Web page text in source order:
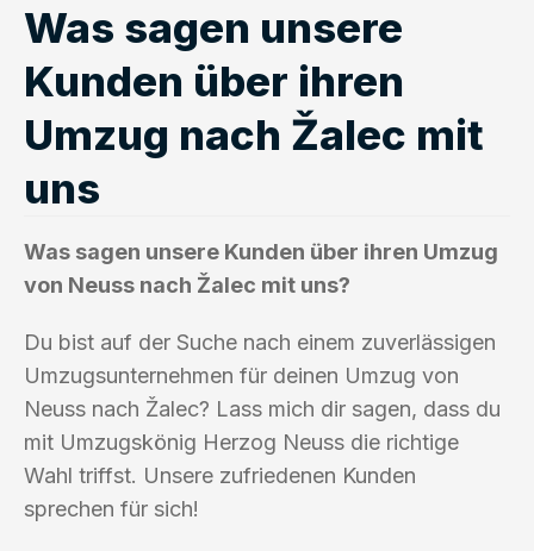
Was sagen unsere
Kunden über ihren
Umzug nach Žalec mit
uns
Was sagen unsere Kunden über ihren Umzug
von Neuss nach Žalec mit uns?
Du bist auf der Suche nach einem zuverlässigen
Umzugsunternehmen für deinen Umzug von
Neuss nach Žalec? Lass mich dir sagen, dass du
mit Umzugskönig Herzog Neuss die richtige
Wahl triffst. Unsere zufriedenen Kunden
sprechen für sich!